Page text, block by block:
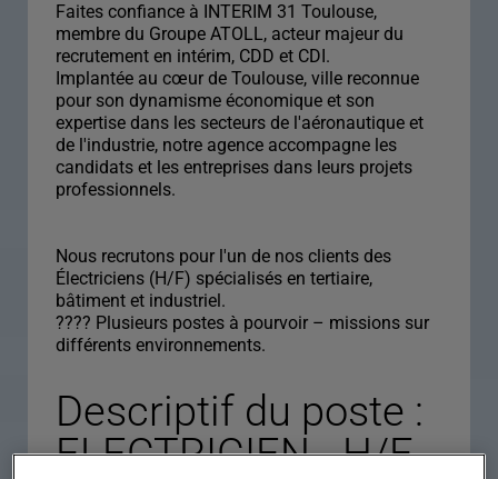
Faites confiance à INTERIM 31 Toulouse,
membre du Groupe ATOLL, acteur majeur du
recrutement en intérim, CDD et CDI.
Implantée au cœur de Toulouse, ville reconnue
pour son dynamisme économique et son
expertise dans les secteurs de l'aéronautique et
de l'industrie, notre agence accompagne les
candidats et les entreprises dans leurs projets
professionnels.
Nous recrutons pour l'un de nos clients des
Électriciens (H/F) spécialisés en tertiaire,
bâtiment et industriel.
???? Plusieurs postes à pourvoir – missions sur
différents environnements.
Descriptif du poste :
ELECTRICIEN - H/F